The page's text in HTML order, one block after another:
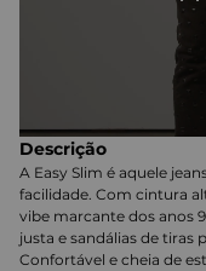
Descrição
A Easy Slim é aquele
facilidade. Com cintura
vibe marcante dos anos
justa e sandálias de tiras
Confortável e cheia de